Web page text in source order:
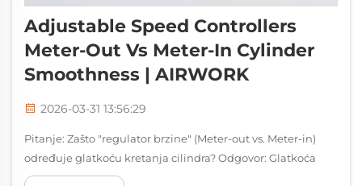
Adjustable Speed Controllers
Meter-Out Vs Meter-In Cylinder
Smoothness | AIRWORK
2026-03-31 13:56:29
Pitanje: Zašto "regulator brzine" (Meter-out vs. Meter-in)
određuje glatkoću kretanja cilindra? Odgovor: Glatkoća
kretanja pneumatičkog cilindra određuje se od toga jesu li